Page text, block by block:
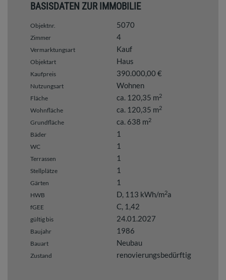
BASISDATEN ZUR IMMOBILIE
Objektnr. 5070
Zimmer 4
Vermarktungsart Kauf
Objektart Haus
Kaufpreis 390.000,00 €
Nutzungsart Wohnen
Fläche ca. 120,35 m2
Wohnfläche ca. 120,35 m2
Grundfläche ca. 638 m2
Bäder 1
WC 1
Terrassen 1
Stellplätze 1
Gärten 1
HWB D, 113 kWh/m2a
fGEE C, 1,42
gültig bis 24.01.2027
Baujahr 1986
Bauart Neubau
Zustand renovierungsbedürftig